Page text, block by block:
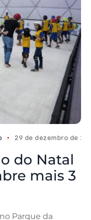
29 de dezembro de
do Natal
mais 3
Parque da